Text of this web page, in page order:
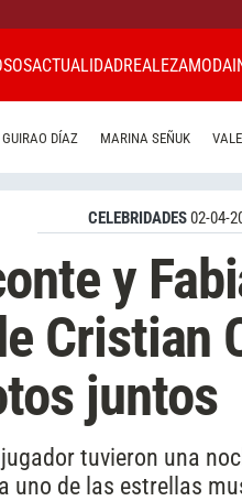
ACTUALIDADREALEZAMODA
GUIRAO DÍAZ MARINA SEÑUK
CELEBRIDADES02-04-
y
Cristian
juntos
tuvieron una
uno de las estrellas